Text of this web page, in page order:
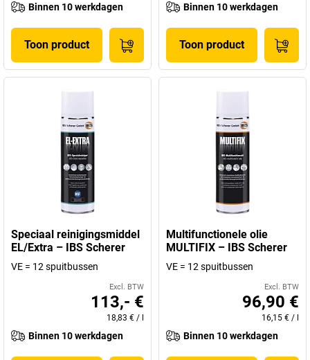
Binnen 10 werkdagen
Toon product
Binnen 10 werkdagen
Toon product
Speciaal reinigingsmiddel
EL/Extra – IBS Scherer
VE = 12 spuitbussen
Excl. BTW
113,- €
18,83 € /
Binnen 10 werkdagen
Multifunctionele olie
MULTIFIX – IBS Scherer
VE = 12 spuitbussen
Excl. BTW
96,90 €
16,15 € /
Binnen 10 werkdagen